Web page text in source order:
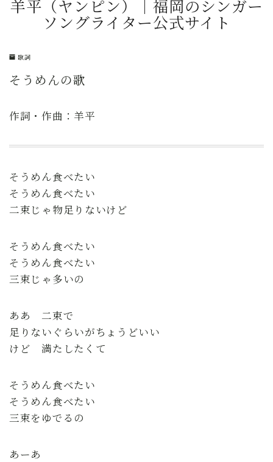
羊平（ヤンピン）｜福岡のシンガー
ソングライター公式サイト
歌詞
そうめんの歌
作詞・作曲：羊平
そうめん食べたい
そうめん食べたい
二束じゃ物足りないけど
そうめん食べたい
そうめん食べたい
三束じゃ多いの
ああ 二束で
足りないぐらいがちょうどいい
けど 満たしたくて
そうめん食べたい
そうめん食べたい
三束をゆでるの
あーあ